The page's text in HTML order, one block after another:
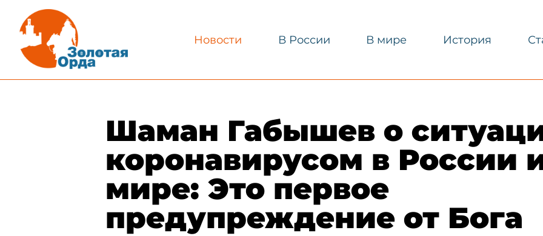
Новости В России В мире История
Шаман Габышев о
коронавирусом в России
мире: Это первое
предупреждение от Бога